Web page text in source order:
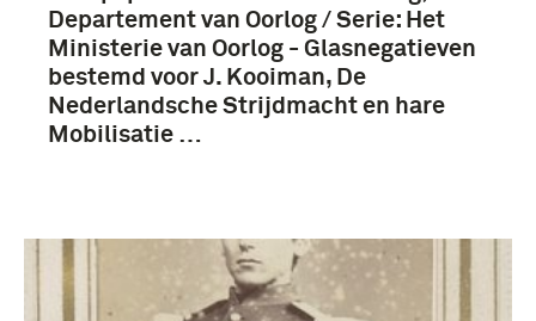
Departement van Oorlog / Serie: Het
Ministerie van Oorlog - Glasnegatieven
bestemd voor J. Kooiman, De
Nederlandsche Strijdmacht en hare
Mobilisatie …